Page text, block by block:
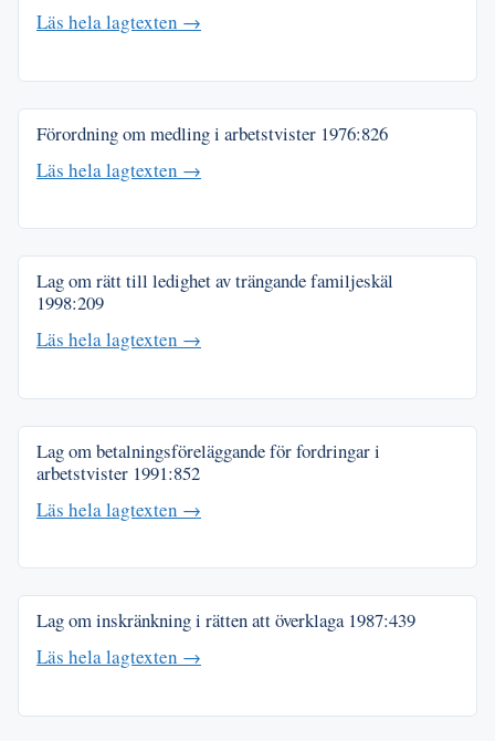
Läs hela lagtexten →
Förordning om medling i arbetstvister 1976:826
Läs hela lagtexten →
Lag om rätt till ledighet av trängande familjeskäl
1998:209
Läs hela lagtexten →
Lag om betalningsföreläggande för fordringar i
arbetstvister 1991:852
Läs hela lagtexten →
Lag om inskränkning i rätten att överklaga 1987:439
Läs hela lagtexten →